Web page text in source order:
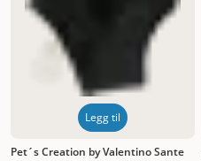
Legg til
Pet´s Creation by Valentino Sante